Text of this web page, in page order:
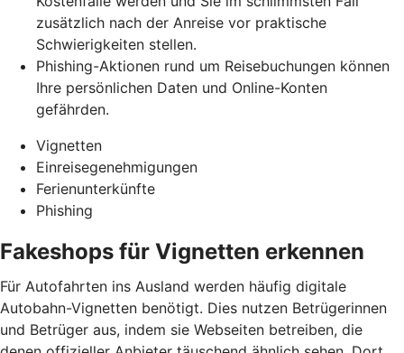
zusätzlich nach der Anreise vor praktische
Schwierigkeiten stellen.
Phishing-Aktionen rund um Reisebuchungen können
Ihre persönlichen Daten und Online-Konten
gefährden.
Vignetten
Einreisegenehmigungen
Ferienunterkünfte
Phishing
Fakeshops für Vignetten erkennen
Für Autofahrten ins Ausland werden häufig digitale
Autobahn-Vignetten benötigt. Dies nutzen Betrügerinnen
und Betrüger aus, indem sie Webseiten betreiben, die